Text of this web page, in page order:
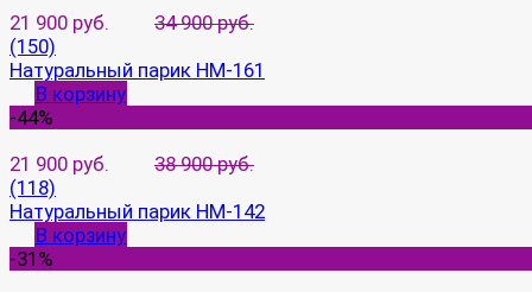
21 900 руб.
34 900 руб.
(150)
Натуральный парик HM-161
В корзину
-44%
21 900 руб.
38 900 руб.
(118)
Натуральный парик HM-142
В корзину
-31%